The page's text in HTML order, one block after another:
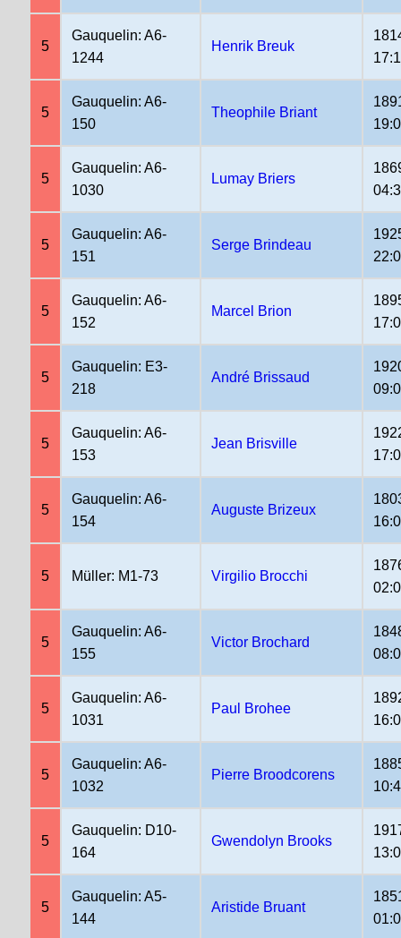
5
Gauquelin: A6-
1244
Henrik Breuk
5
Gauquelin: A6-
150
Theophile Briant
5
Gauquelin: A6-
1030
Lumay Briers
5
Gauquelin: A6-
151
Serge Brindeau
5
Gauquelin: A6-
152
Marcel Brion
5
Gauquelin: E3-
218
André Brissaud
5
Gauquelin: A6-
153
Jean Brisville
5
Gauquelin: A6-
154
Auguste Brizeux
5 Müller: M1-73 Virgilio Brocchi
5
Gauquelin: A6-
155
Victor Brochard
5
Gauquelin: A6-
1031
Paul Brohee
5
Gauquelin: A6-
1032
Pierre Broodcorens
5
Gauquelin: D10-
164
Gwendolyn Brooks
5
Gauquelin: A5-
144
Aristide Bruant